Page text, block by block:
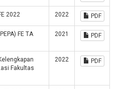
2022 2022 PDF
FE TA
2021 PDF
Fakultas
2022 PDF